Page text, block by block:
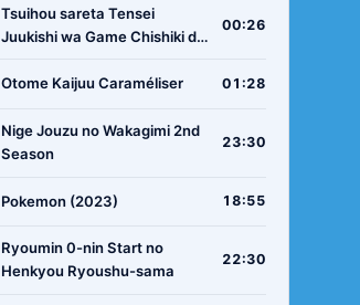
Tsuihou sareta Tensei
Juukishi wa Game Chishiki de
00:26
Otome Kaijuu Caraméliser 01:28
Nige Jouzu no Wakagimi 2nd
Season
23:30
Pokemon (2023) 18:55
Ryoumin 0-nin Start no
Henkyou Ryoushu-sama
22:30